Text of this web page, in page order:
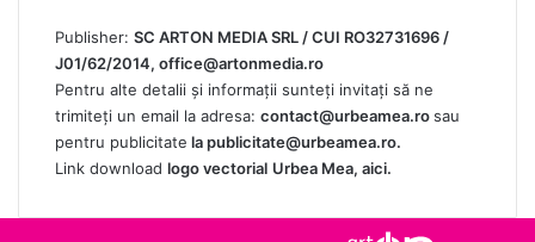
Publisher: SC ARTON MEDIA SRL / CUI RO32731696 /
J01/62/2014, office@artonmedia.ro
Pentru alte detalii și informații sunteți invitați să ne
trimiteți un email la adresa: contact@urbeamea.rosau
pentru publicitate lapublicitate@urbeamea.ro.
Link download logo vectorial Urbea Mea, aici.